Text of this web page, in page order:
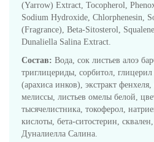
(Yarrow) Extract, Tocopherol,
Sodium Hydroxide, Chlorphenesin,
(Fragrance), Beta-Sitosterol,
Dunaliella Salina Extract.
Состав: Вода, сок листьев алоэ
триглицериды, сорбитол, глицерил
(арахиса инков), экстракт
мелиссы, листьев омелы белой,
тысячелистника, токоферол,
кислоты, бета-ситостерин,
Дуналиелла Салина.